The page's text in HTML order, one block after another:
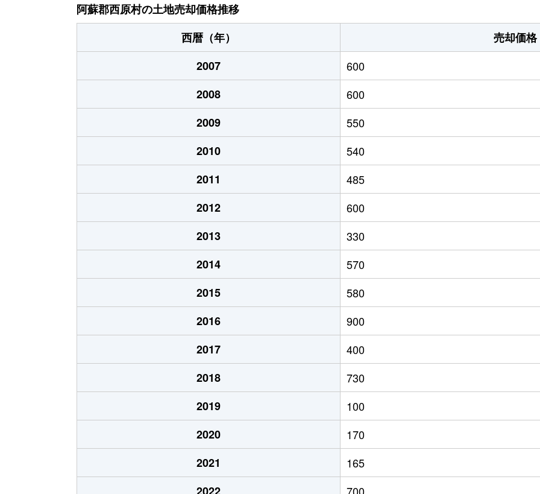
阿蘇郡西原村の土地売却価格推移
西暦（年）
売却価
2007
600
2008
600
2009
550
2010
540
2011
485
2012
600
2013
330
2014
570
2015
580
2016
900
2017
400
2018
730
2019
100
2020
170
2021
165
2022
700